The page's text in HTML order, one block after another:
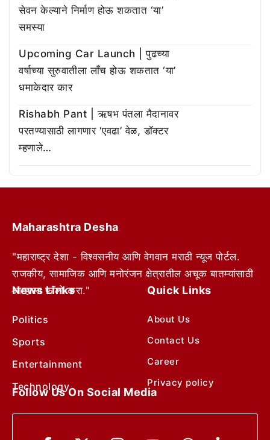
सेवन केल्याने निर्माण होऊ शकतात ‘या’
समस्या
Upcoming Car Launch | पुढच्या
वर्षाच्या सुरुवातीला लाँच होऊ शकतात ‘या’
धमाकेदार कार
Rishabh Pant | ऋषभ पंतला मैदानावर
परतण्यासाठी लागणार ‘एवढा’ वेळ, डॉक्टर
म्हणाले…
Maharashtra Desha
"महाराष्ट्र देशा - विश्वसनीय आणि वेगवान मराठी न्यूज पोर्टल.
राजकीय, सामाजिक आणि मनोरंजन क्षेत्रातील अचूक बातम्यांसाठी
आम्हाला फॉलो करा."
News Links
Politics
Sports
Entertainment
Technology
Quick Links
About Us
Contact Us
Career
Privacy policy
Follow Us On Social Media